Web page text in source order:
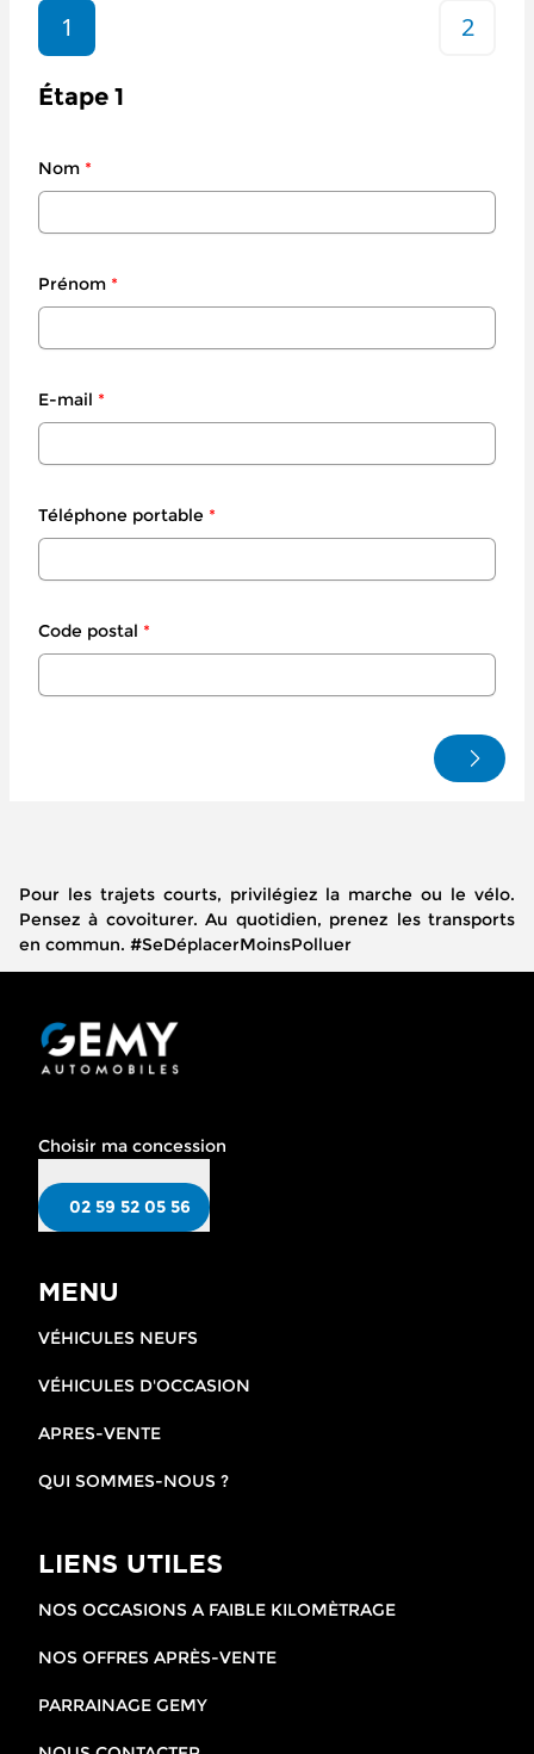
1 2
Étape 1
Nom *
Prénom *
E-mail *
Téléphone portable *
Code postal *
Pour les trajets courts, privilégiez la marche ou le vélo.
Pensez à covoiturer. Au quotidien, prenez les transports
en commun. #SeDéplacerMoinsPolluer
Choisir ma concession
02 59 52 05 56
MENU
VÉHICULES NEUFS
VÉHICULES D'OCCASION
APRES-VENTE
QUI SOMMES-NOUS ?
LIENS UTILES
NOS OCCASIONS A FAIBLE KILOMÈTRAGE
NOS OFFRES APRÈS-VENTE
PARRAINAGE GEMY